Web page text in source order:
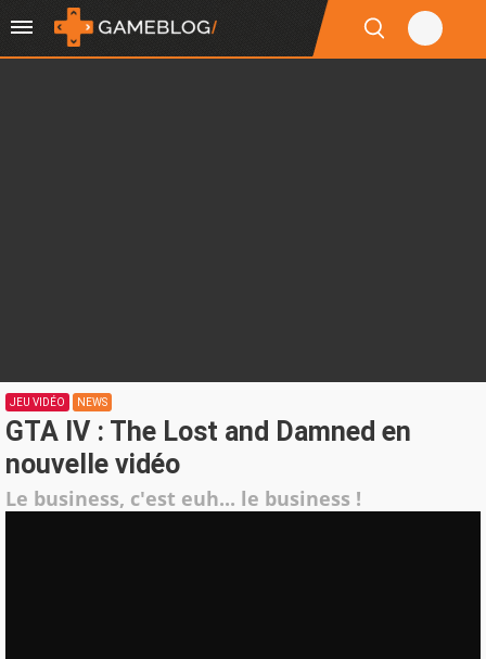
JEU VIDÉO NEWS
GTA IV : The Lost and Damned en
nouvelle vidéo
Le business, c'est euh... le business !